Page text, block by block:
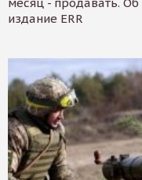
издание ERR